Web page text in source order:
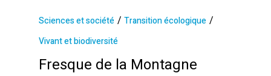
Sciences et société / Transition écologique /
Vivant et biodiversité
Fresque de la Montagne